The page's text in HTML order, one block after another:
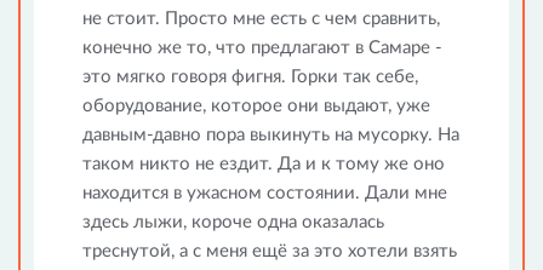
не стоит. Просто мне есть с чем сравнить,
конечно же то, что предлагают в Самаре -
это мягко говоря фигня. Горки так себе,
оборудование, которое они выдают, уже
давным-давно пора выкинуть на мусорку. На
таком никто не ездит. Да и к тому же оно
находится в ужасном состоянии. Дали мне
здесь лыжи, короче одна оказалась
треснутой, а с меня ещё за это хотели взять